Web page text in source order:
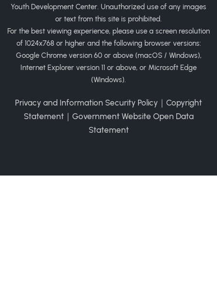
Youth Development Center. Unauthorized use of any images
or text from this site is prohibited.
For the best viewing experience, please use a screen resolution
of 1024x768 or higher and the following browser versions:
Google Chrome version 60 or above (macOS / Windows),
Internet Explorer version 11 or above, or Microsoft Edge
(Windows).
Privacy and Information Security Policy ｜ Copyright
Statement｜ Government Website Open Data
Statement